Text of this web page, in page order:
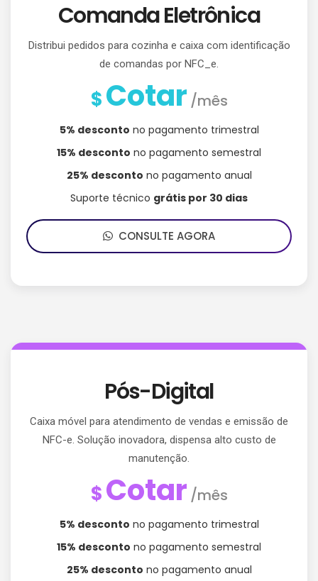
Comanda Eletrônica
Distribui pedidos para cozinha e caixa com identificação
de comandas por NFC_e.
$Cotar /mês
5% desconto no pagamento trimestral
15% desconto no pagamento semestral
25% desconto no pagamento anual
Suporte técnico grátis por 30 dias
CONSULTE AGORA
Pós-Digital
Caixa móvel para atendimento de vendas e emissão de
NFC-e. Solução inovadora, dispensa alto custo de
manutenção.
$Cotar /mês
5% desconto no pagamento trimestral
15% desconto no pagamento semestral
25% desconto no pagamento anual